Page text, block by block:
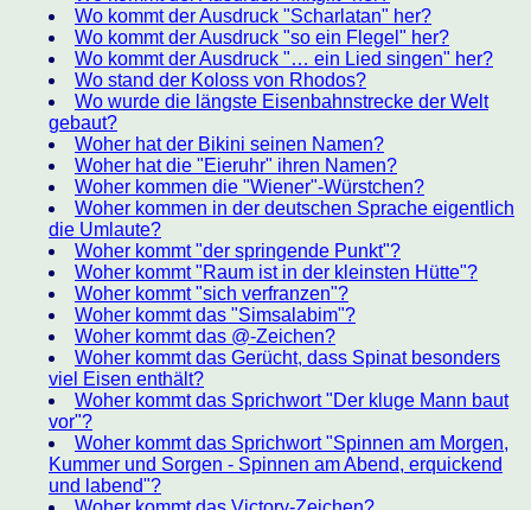
Wo kommt der Ausdruck "Scharlatan" her?
Wo kommt der Ausdruck "so ein Flegel" her?
Wo kommt der Ausdruck "… ein Lied singen" her?
Wo stand der Koloss von Rhodos?
Wo wurde die längste Eisenbahnstrecke der Welt
gebaut?
Woher hat der Bikini seinen Namen?
Woher hat die "Eieruhr" ihren Namen?
Woher kommen die "Wiener"-Würstchen?
Woher kommen in der deutschen Sprache eigentlich
die Umlaute?
Woher kommt "der springende Punkt"?
Woher kommt "Raum ist in der kleinsten Hütte"?
Woher kommt "sich verfranzen"?
Woher kommt das "Simsalabim"?
Woher kommt das @-Zeichen?
Woher kommt das Gerücht, dass Spinat besonders
viel Eisen enthält?
Woher kommt das Sprichwort "Der kluge Mann baut
vor"?
Woher kommt das Sprichwort "Spinnen am Morgen,
Kummer und Sorgen - Spinnen am Abend, erquickend
und labend"?